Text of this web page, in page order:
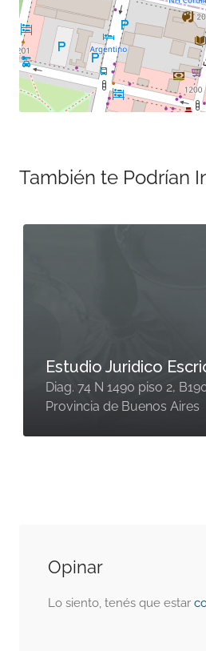
También te Podrían
Estudio Juridico
Diag. 74 N 1490 piso 2,
Provincia de Buenos Aires
Opinar
Lo siento, tenés que estar